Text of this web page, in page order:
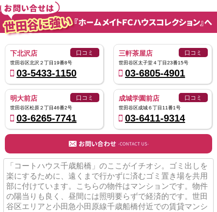
下北沢店
世田谷区北沢２丁目19番8号
口コミ
03-5433-1150
三軒茶屋店
世田谷区太子堂４丁目23番15号
口コミ
03-6805-4901
明大前店
世田谷区松原２丁目46番2号
口コミ
03-6265-7741
成城学園前店
世田谷区成城６丁目11番1号
口コミ
03-6411-9314
「コートハウス千歳船橋」のここがイチオシ。ゴミ出しを
楽にするために、遠くまで行かずに済むゴミ置き場を共用
部に付けています。こちらの物件はマンションです。物件
の陽当りも良く、昼間には照明要らずで経済的です。世田
谷区エリアと小田急小田原線千歳船橋付近での賃貸マンシ